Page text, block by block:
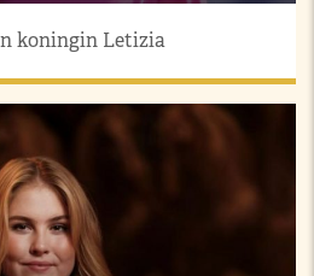
koningin Letizia